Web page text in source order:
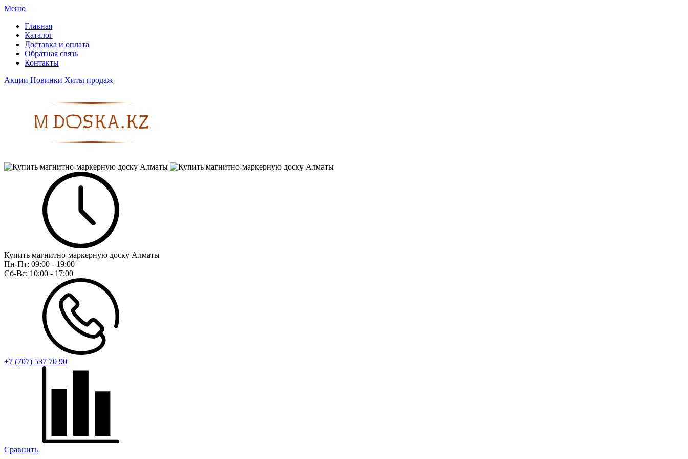
Меню
Главная
Каталог
Доставка и оплата
Обратная связь
Контакты
Акции Новинки Хиты продаж
Купить магнитно-маркерную доску Алматы
Пн-Пт: 09:00 - 19:00
Сб-Вс: 10:00 - 17:00
+7 (707) 537 70 90
Сравнить